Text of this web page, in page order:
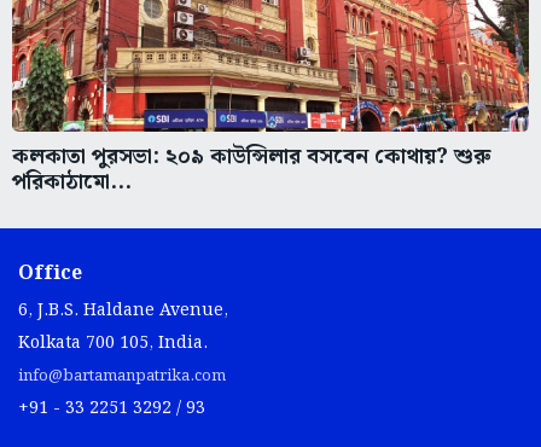
কলকাতা পুরসভা: ২০৯ কাউন্সিলার বসবেন কোথায়? শুরু
পরিকাঠামো...
Office
6, J.B.S. Haldane Avenue,
Kolkata 700 105, India.
info@bartamanpatrika.com
+91 - 33 2251 3292 / 93